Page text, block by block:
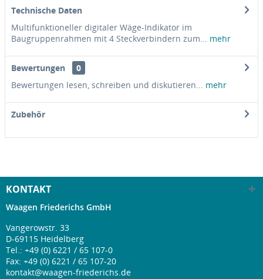
Technische Daten
Multifunktioneller digitaler Wäge-Indikator im
Baugruppenrahmen mit 4 Steckverbindern zum...
mehr
Bewertungen
0
Bewertungen lesen, schreiben und diskutieren...
mehr
Zubehör
KONTAKT
Waagen Friederichs GmbH
Vangerowstr. 33
D-69115 Heidelberg
Tel.: +49 (0) 6221 / 65 107-0
Fax: +49 (0) 6221 / 65 107-20
kontakt@waagen-friederichs.de